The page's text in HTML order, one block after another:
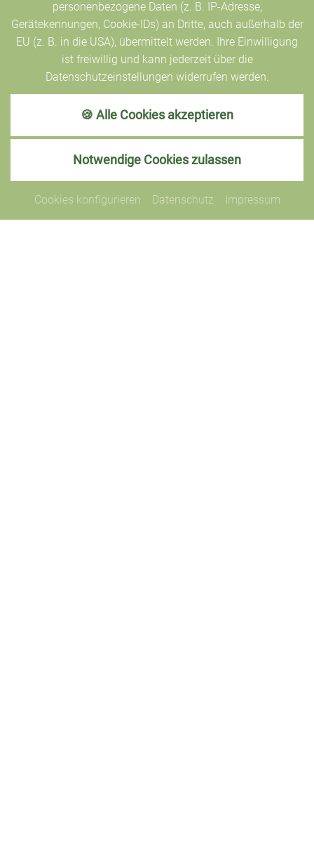
personenbezogene Daten (z. B. IP-Adresse,
Gerätekennungen, Cookie-IDs) an Dritte, auch außerhalb der
EU (z. B. in die USA), übermittelt werden. Ihre Einwilligung
ist freiwillig und kann jederzeit über die
Datenschutzeinstellungen widerrufen werden.
🍪 Alle Cookies akzeptieren
Notwendige Cookies zulassen
Cookies konfigurieren Datenschutz Impressum